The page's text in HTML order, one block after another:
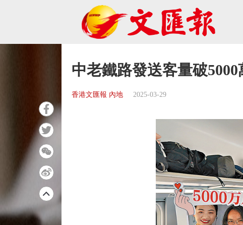
中老鐵路發送客量破5000
香港文匯報 內地 2025-03-29